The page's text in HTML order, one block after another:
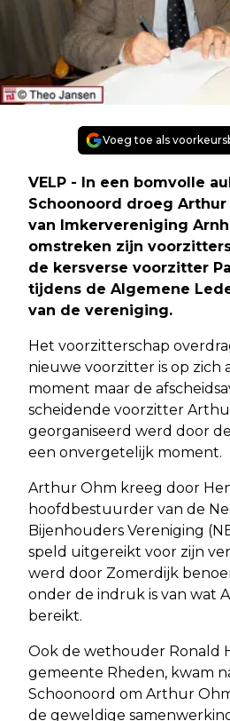
Voeg toe als
VELP - In een bomvolle
Schoonoord droeg
van Imkervereniging
omstreken zijn
de kersverse voorzitter
tijdens de Algemene
van de vereniging.
Het voorzitterschap
nieuwe voorzitter is op zich
moment maar de
scheidende voorzitter
georganiseerd werd door
een onvergetelijk moment.
Arthur Ohm kreeg door
hoofdbestuurder van de
Bijenhouders Vereniging
speld uitgereikt voor zijn
werd door Zomerdijk
onder de indruk is van wat
bereikt.
Ook de wethouder Ronald
gemeente Rheden, kwam
Schoonoord om Arthur
de geweldige